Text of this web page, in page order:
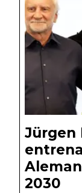
Jürgen
2030